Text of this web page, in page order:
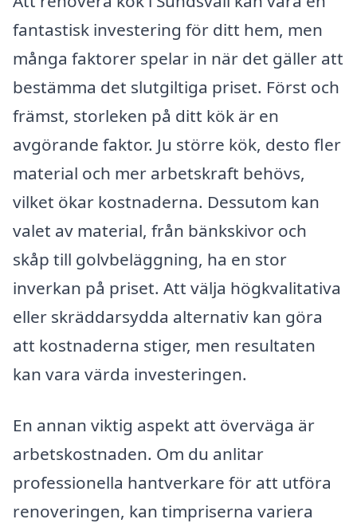
fantastisk investering för ditt hem, men
många faktorer spelar in när det gäller att
bestämma det slutgiltiga priset. Först och
främst, storleken på ditt kök är en
avgörande faktor. Ju större kök, desto fler
material och mer arbetskraft behövs,
vilket ökar kostnaderna. Dessutom kan
valet av material, från bänkskivor och
skåp till golvbeläggning, ha en stor
inverkan på priset. Att välja högkvalitativa
eller skräddarsydda alternativ kan göra
att kostnaderna stiger, men resultaten
kan vara värda investeringen.
En annan viktig aspekt att överväga är
arbetskostnaden. Om du anlitar
professionella hantverkare för att utföra
renoveringen, kan timpriserna variera